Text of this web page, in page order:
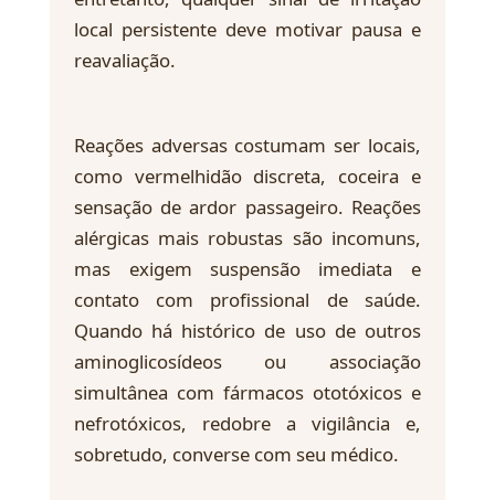
local persistente deve motivar pausa e
reavaliação.
Reações adversas costumam ser locais,
como vermelhidão discreta, coceira e
sensação de ardor passageiro. Reações
alérgicas mais robustas são incomuns,
mas exigem suspensão imediata e
contato com profissional de saúde.
Quando há histórico de uso de outros
aminoglicosídeos ou associação
simultânea com fármacos ototóxicos e
nefrotóxicos, redobre a vigilância e,
sobretudo, converse com seu médico.